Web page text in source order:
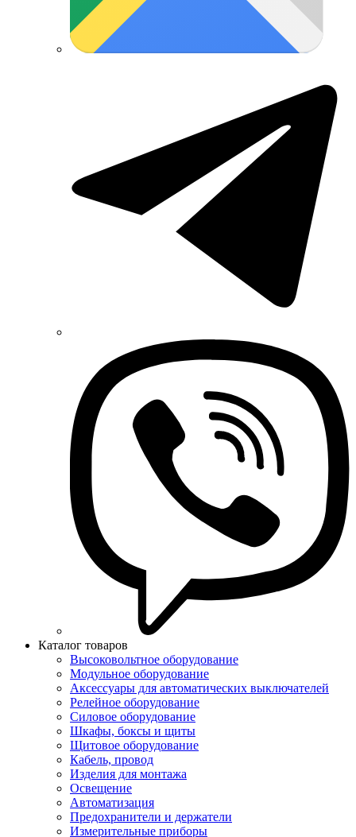
Каталог товаров
Высоковольтное оборудование
Модульное оборудование
Аксессуары для автоматических выключателей
Релейное оборудование
Силовое оборудование
Шкафы, боксы и щиты
Щитовое оборудование
Кабель, провод
Изделия для монтажа
Освещение
Автоматизация
Предохранители и держатели
Измерительные приборы